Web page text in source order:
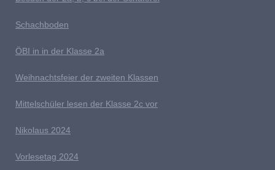
Schachboden
ÖBI in in der Klasse 2a
Weihnachtsfeier der zweiten Klassen
Mittelschüler lesen der Klasse 2c vor
Nikolaus 2024
Vorlesetag 2024